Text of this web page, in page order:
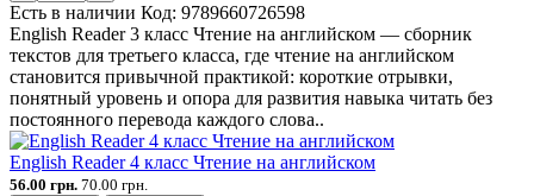
Есть в наличии Код: 9789660726598
English Reader 3 класс Чтение на английском — сборник
текстов для третьего класса, где чтение на английском
становится привычной практикой: короткие отрывки,
понятный уровень и опора для развития навыка читать без
постоянного перевода каждого слова..
English Reader 4 класс Чтение на английском
56.00 грн. 70.00 грн.